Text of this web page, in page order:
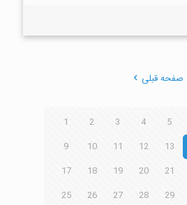
صفحه قبلی
1 2 3 4 5
9
10 11 12 13
17
18 19 20 21
25
26 27 28 29